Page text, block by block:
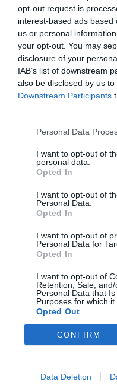
opt-out request is
interest-based ads
us or personal
your opt-out. You may
disclosure of your
IAB’s list of downstream
also be disclosed by us
Downstream Participants
Personal Data
I want to opt-out of
personal data.
Opted In
I want to opt-out of
Personal Data.
Opted In
I want to opt-out of
Personal Data for
Opted In
I want to opt-out of
Retention, Sale,
Personal Data that
Purposes for which it
Opted Out
CONFIRM
Data Deletion
Οι ελληνικές ορυκτές
Στην Τουρκία οι